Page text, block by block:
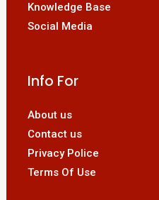
Knowledge Base
Social Media
Info For
About us
Contact us
Privacy Police
Terms Of Use